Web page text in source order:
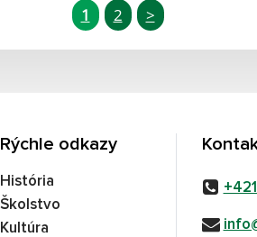
1 2 >
Rýchle odkazy
História
Školstvo
Kultúra